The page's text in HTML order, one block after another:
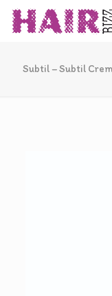
Subtil – Subtil